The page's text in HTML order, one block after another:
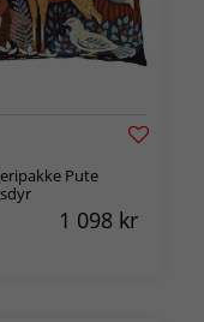
Pute
1 098 kr